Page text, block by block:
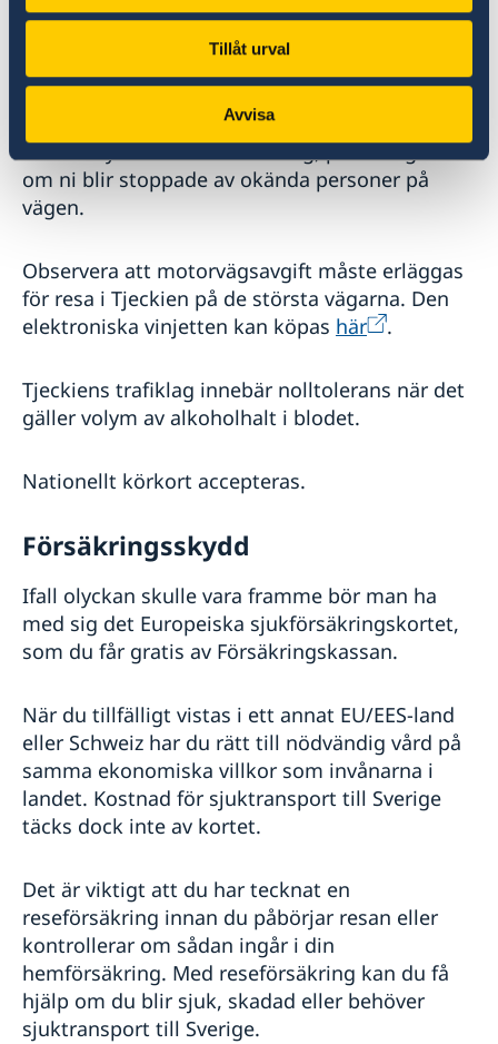
Tillåt urval
Avvisa
rekommenderas vid bilkörning i städer med
Var uppmärksam och lämna aldrig värdesaker
utan tillsyn i bilen vid tankning, parkering eller
om ni blir stoppade av okända personer på
vägen.
Observera att motorvägsavgift måste erläggas
för resa i Tjeckien på de största vägarna. Den
elektroniska vinjetten kan köpas här .
Tjeckiens trafiklag innebär nolltolerans när det
gäller volym av alkoholhalt i blodet.
Nationellt körkort accepteras.
Försäkringsskydd
Ifall olyckan skulle vara framme bör man ha
med sig det Europeiska sjukförsäkringskortet,
som du får gratis av Försäkringskassan.
När du tillfälligt vistas i ett annat EU/EES-land
eller Schweiz har du rätt till nödvändig vård på
samma ekonomiska villkor som invånarna i
landet. Kostnad för sjuktransport till Sverige
täcks dock inte av kortet.
Det är viktigt att du har tecknat en
reseförsäkring innan du påbörjar resan eller
kontrollerar om sådan ingår i din
hemförsäkring. Med reseförsäkring kan du få
hjälp om du blir sjuk, skadad eller behöver
sjuktransport till Sverige.